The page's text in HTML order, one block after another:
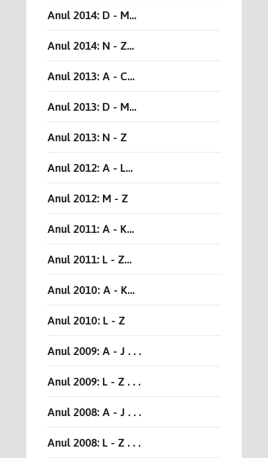
Anul 2014: D - M...
Anul 2014: N - Z...
Anul 2013: A - C...
Anul 2013: D - M...
Anul 2013: N - Z
Anul 2012: A - L...
Anul 2012: M - Z
Anul 2011: A - K...
Anul 2011: L - Z...
Anul 2010: A - K...
Anul 2010: L - Z
Anul 2009: A - J . . .
Anul 2009: L - Z . . .
Anul 2008: A - J . . .
Anul 2008: L - Z . . .